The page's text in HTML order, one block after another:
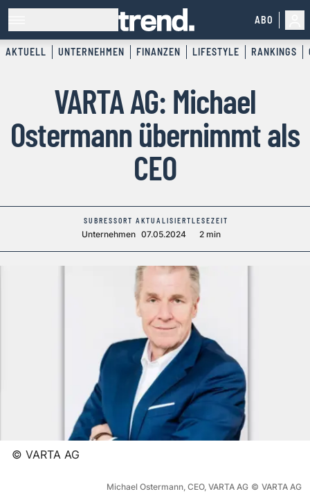
ABO
AKTUELL UNTERNEHMEN FINANZEN LIFESTYLE RANKINGS
VARTA AG: Michael
Ostermann übernimmt als
CEO
SUBRESSORT
Unternehmen
AKTUALISIERT
07.05.2024
LESEZEIT
2 min
© VARTA AG
Michael Ostermann, CEO, VARTA AG © VARTA AG